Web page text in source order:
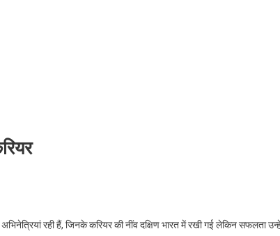
रही हैं, जिनके करियर की नींव दक्षिण भारत में रखी गई लेकिन सफलता